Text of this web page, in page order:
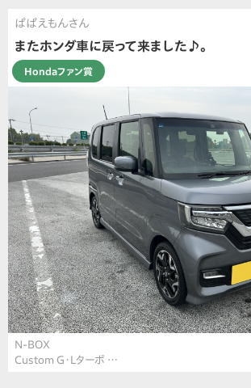
ぱぱえもんさん
またホンダ車に戻って来ました♪。
Hondaファン賞
N-BOX
Custom G・Lターボ …